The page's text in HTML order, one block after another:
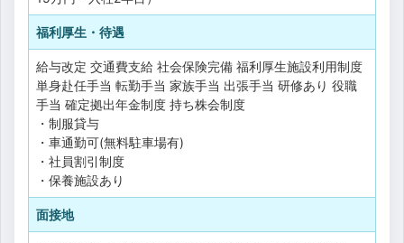
福利厚生・待遇
給与改定 交通費支給 社会保険完備 福利厚生施設利用制度
単身赴任手当 転勤手当 家族手当 出張手当 研修あり 役職
手当 確定拠出年金制度 持ち株会制度
・制服貸与
・車通勤可(無料駐車場有)
・社員割引制度
・保養施設あり
面接地